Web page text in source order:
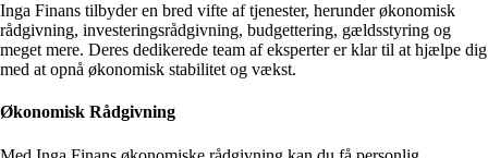
Inga Finans tilbyder en bred vifte af tjenester, herunder økonomisk
rådgivning, investeringsrådgivning, budgettering, gældsstyring og
meget mere. Deres dedikerede team af eksperter er klar til at hjælpe dig
med at opnå økonomisk stabilitet og vækst.
Økonomisk Rådgivning